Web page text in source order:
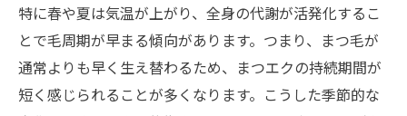
特に春や夏は気温が上がり、全身の代謝が活発化するこ
とで毛周期が早まる傾向があります。つまり、まつ毛が
通常よりも早く生え替わるため、まつエクの持続期間が
短く感じられることが多くなります。こうした季節的な